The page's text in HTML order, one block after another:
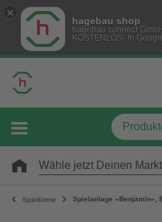
hagebau shop
hagebau connect
KOSTENLOS- In
Wähle jetzt Deinen Markt
Spieltürme Spielanlage »Benjamin«,